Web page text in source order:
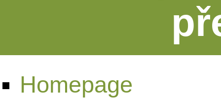
Homepage